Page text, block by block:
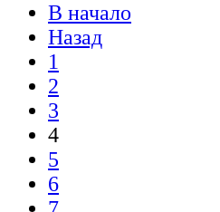
В начало
Назад
1
2
3
4
5
6